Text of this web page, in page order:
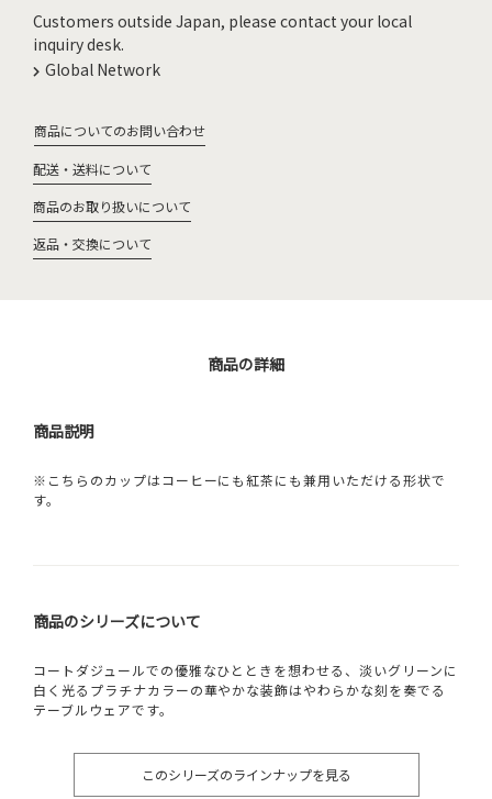
Customers outside Japan, please contact your local
inquiry desk.
Global Network
商品についてのお問い合わせ
配送・送料について
商品のお取り扱いについて
返品・交換について
商品の詳細
商品説明
※こちらのカップはコーヒーにも紅茶にも兼用いただける形状で
す。
商品のシリーズについて
コートダジュールでの優雅なひとときを想わせる、淡いグリーンに
白く光るプラチナカラーの華やかな装飾はやわらかな刻を奏でる
テーブルウェアです。
このシリーズのラインナップを見る